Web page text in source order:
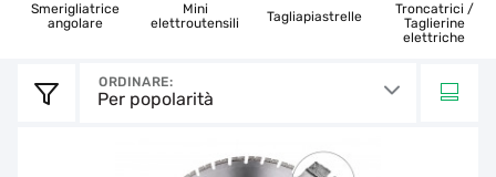
Smerigliatrice
angolare
Mini
elettroutensili
Tagliapiastrelle
Troncatrici /
Taglierine
elettriche
ORDINARE:
Per popolarità